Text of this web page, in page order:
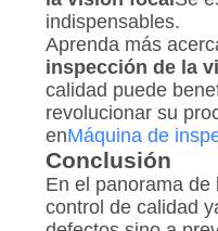
indispensables.
Aprenda más
inspección de la
calidad puede
revolucionar su
enMáquina de
Conclusión
En el panorama de
control de calidad